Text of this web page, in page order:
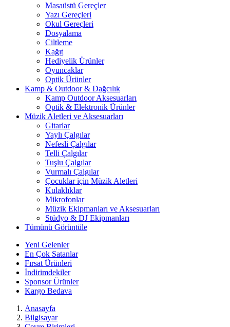
Masaüstü Gereçler
Yazı Gereçleri
Okul Gereçleri
Dosyalama
Ciltleme
Kağıt
Hediyelik Ürünler
Oyuncaklar
Optik Ürünler
Kamp & Outdoor & Dağcılık
Kamp Outdoor Aksesuarları
Optik & Elektronik Ürünler
Müzik Aletleri ve Aksesuarları
Gitarlar
Yaylı Çalgılar
Nefesli Çalgılar
Telli Çalgılar
Tuşlu Çalgılar
Vurmalı Çalgılar
Çocuklar için Müzik Aletleri
Kulaklıklar
Mikrofonlar
Müzik Ekipmanları ve Aksesuarları
Stüdyo & DJ Ekipmanları
Tümünü Görüntüle
Yeni Gelenler
En Çok Satanlar
Fırsat Ürünleri
İndirimdekiler
Sponsor Ürünler
Kargo Bedava
Anasayfa
Bilgisayar